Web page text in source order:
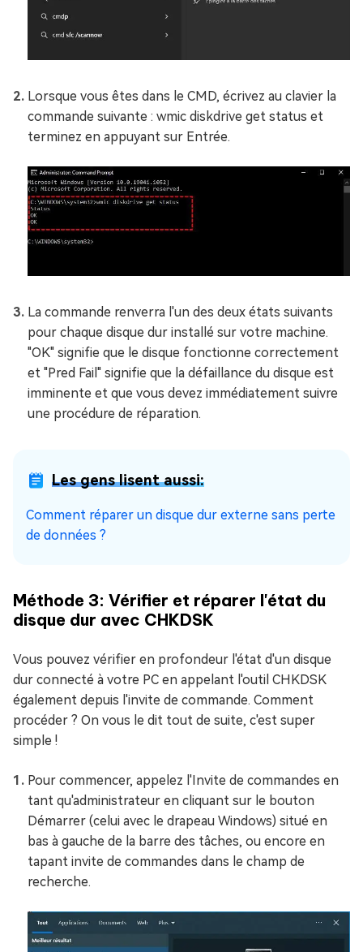
Lorsque vous êtes dans le CMD, écrivez au clavier la
commande suivante : wmic diskdrive get status et
terminez en appuyant sur Entrée.
La commande renverra l'un des deux états suivants
pour chaque disque dur installé sur votre machine.
"OK" signifie que le disque fonctionne correctement
et "Pred Fail" signifie que la défaillance du disque est
imminente et que vous devez immédiatement suivre
une procédure de réparation.
Les gens lisent aussi:
Comment réparer un disque dur externe sans perte
de données ?
Méthode 3: Vérifier et réparer l'état du
disque dur avec CHKDSK
Vous pouvez vérifier en profondeur l'état d'un disque
dur connecté à votre PC en appelant l'outil CHKDSK
également depuis l'invite de commande. Comment
procéder ? On vous le dit tout de suite, c'est super
simple !
Pour commencer, appelez l'Invite de commandes en
tant qu'administrateur en cliquant sur le bouton
Démarrer (celui avec le drapeau Windows) situé en
bas à gauche de la barre des tâches, ou encore en
tapant invite de commandes dans le champ de
recherche.